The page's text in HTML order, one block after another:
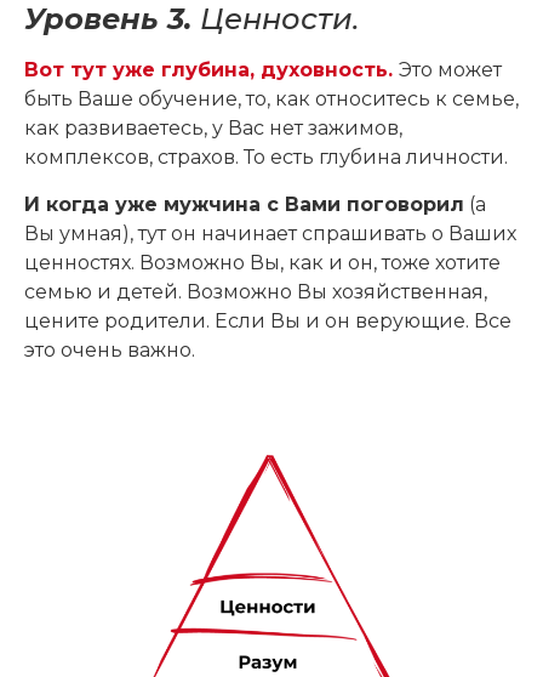
Уровень 3. Ценности.
Вот тут уже глубина, духовность. Это может
быть Ваше обучение, то, как относитесь к семье,
как развиваетесь, у Вас нет зажимов,
комплексов, страхов. То есть глубина личности.
И когда уже мужчина с Вами поговорил (а
Вы умная), тут он начинает спрашивать о Ваших
ценностях. Возможно Вы, как и он, тоже хотите
семью и детей. Возможно Вы хозяйственная,
цените родители. Если Вы и он верующие. Все
это очень важно.